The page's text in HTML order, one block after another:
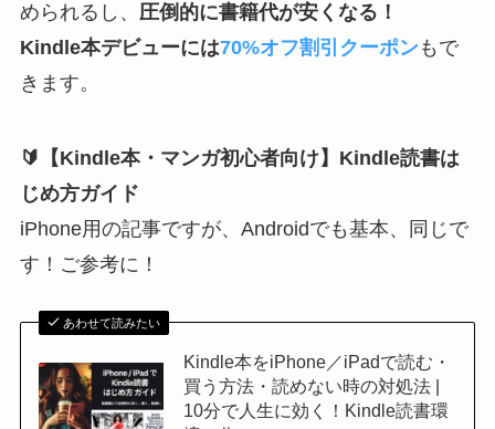
められるし、 圧倒的に書籍代が安くなる！
Kindle本デビューには70%オフ割引クーポンもで
きます。
🔰【Kindle本・マンガ初心者向け】Kindle読書は
じめ方ガイド
iPhone用の記事ですが、Androidでも基本、同じで
す！ご参考に！
あわせて読みたい
Kindle本をiPhone／iPadで読む・
買う方法・読めない時の対処法 |
10分で人生に効く！Kindle読書環